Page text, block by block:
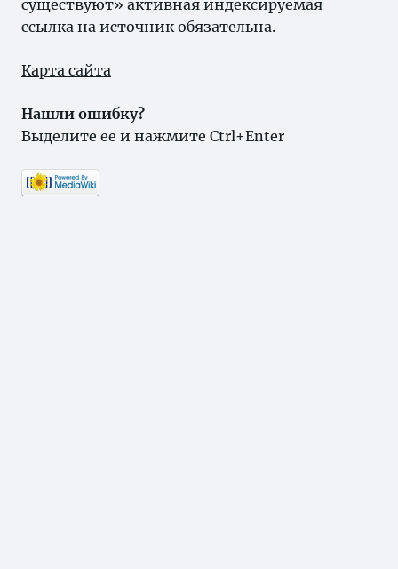
существуют» активная индексируемая
ссылка на источник обязательна.
Карта сайта
Нашли ошибку?
Выделите ее и нажмите Ctrl+Enter